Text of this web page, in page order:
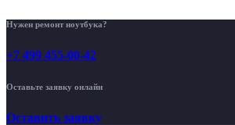
Нужен ремонт ноутбука?
+7 499 455-00-42
Оставьте заявку онлайн
Оставить заявку